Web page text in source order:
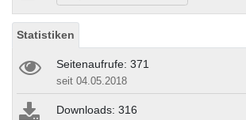
Statistiken
Seitenaufrufe: 371
seit 04.05.2018
Downloads: 316